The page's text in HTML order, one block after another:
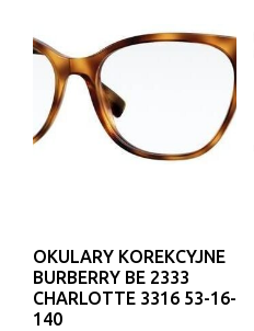
OKULARY KOREKCYJNE
BURBERRY BE 2333
CHARLOTTE 3316 53-16-
140